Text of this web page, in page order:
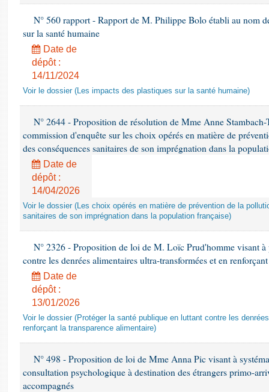
N° 560 rapport - Rapport de M. Philippe Bolo établi au nom
sur la santé humaine
Date de
dépôt :
14/11/2024
Voir le dossier (Les impacts des plastiques sur la santé humaine)
N° 2644 - Proposition de résolution de Mme Anne
commission d'enquête sur les choix opérés en matière de
des conséquences sanitaires de son imprégnation dans la
Date de
dépôt :
14/04/2026
Voir le dossier (Les choix opérés en matière de prévention de la
sanitaires de son imprégnation dans la population française)
N° 2326 - Proposition de loi de M. Loïc Prud'homme visant
contre les denrées alimentaires ultra-transformées et en
Date de
dépôt :
13/01/2026
Voir le dossier (Protéger la santé publique en luttant contre les
renforçant la transparence alimentaire)
N° 498 - Proposition de loi de Mme Anna Pic visant à
consultation psychologique à destination des étrangers primo-
accompagnés